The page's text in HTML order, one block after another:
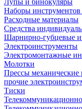
Лупы и бинокуляры
Наборы инструментов
Расходные материалы
Средства
Шарнирно-губцевые
Электроинструменты
Электромонтажные
Молотки
Прессы механические
прочие
Тиски